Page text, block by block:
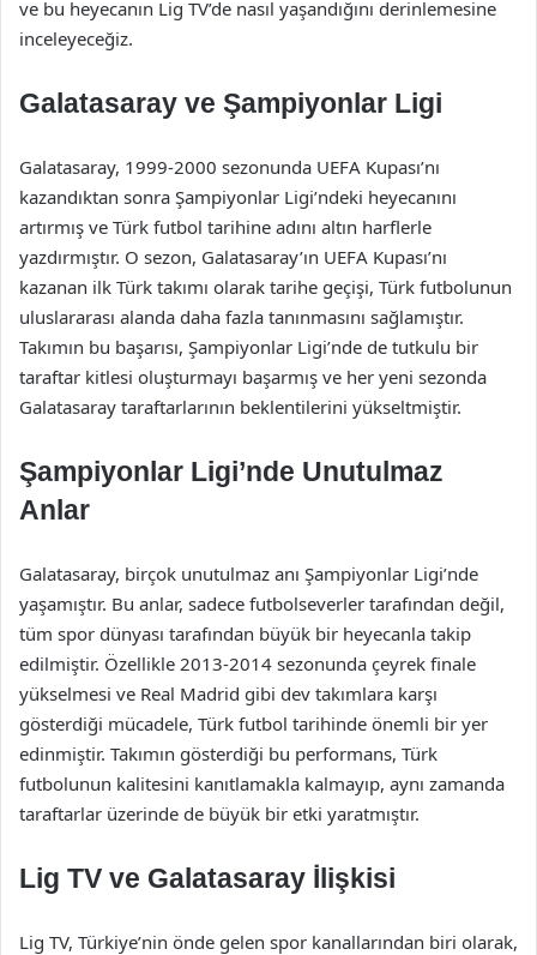
ve bu heyecanın Lig TV’de nasıl yaşandığını derinlemesine
inceleyeceğiz.
Galatasaray ve Şampiyonlar Ligi
Galatasaray, 1999-2000 sezonunda UEFA Kupası’nı
kazandıktan sonra Şampiyonlar Ligi’ndeki heyecanını
artırmış ve Türk futbol tarihine adını altın harflerle
yazdırmıştır. O sezon, Galatasaray’ın UEFA Kupası’nı
kazanan ilk Türk takımı olarak tarihe geçişi, Türk futbolunun
uluslararası alanda daha fazla tanınmasını sağlamıştır.
Takımın bu başarısı, Şampiyonlar Ligi’nde de tutkulu bir
taraftar kitlesi oluşturmayı başarmış ve her yeni sezonda
Galatasaray taraftarlarının beklentilerini yükseltmiştir.
Şampiyonlar Ligi’nde Unutulmaz
Anlar
Galatasaray, birçok unutulmaz anı Şampiyonlar Ligi’nde
yaşamıştır. Bu anlar, sadece futbolseverler tarafından değil,
tüm spor dünyası tarafından büyük bir heyecanla takip
edilmiştir. Özellikle 2013-2014 sezonunda çeyrek finale
yükselmesi ve Real Madrid gibi dev takımlara karşı
gösterdiği mücadele, Türk futbol tarihinde önemli bir yer
edinmiştir. Takımın gösterdiği bu performans, Türk
futbolunun kalitesini kanıtlamakla kalmayıp, aynı zamanda
taraftarlar üzerinde de büyük bir etki yaratmıştır.
Lig TV ve Galatasaray İlişkisi
Lig TV, Türkiye’nin önde gelen spor kanallarından biri olarak,